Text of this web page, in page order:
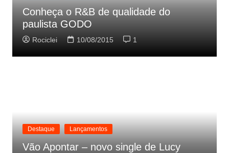
Conheça o R&B de qualidade do
paulista GODO
Rociclei 10/08/2015 1
Destaque Lançamentos
Vão Apontar – novo single de Lucy